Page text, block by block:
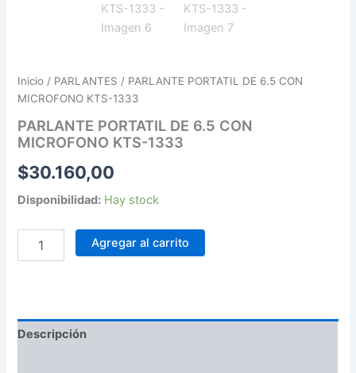
Inicio / PARLANTES / PARLANTE PORTATIL DE 6.5 CON
MICROFONO KTS-1333
PARLANTE PORTATIL DE 6.5 CON
MICROFONO KTS-1333
$30.160,00
Disponibilidad: Hay stock
Agregar al carrito
Descripción